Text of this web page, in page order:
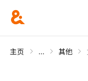
主页 ... 其他